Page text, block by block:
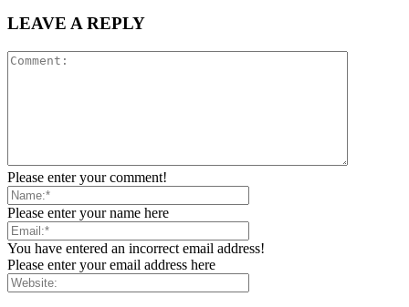
LEAVE A REPLY
Please enter your comment!
Please enter your name here
You have entered an incorrect email address!
Please enter your email address here